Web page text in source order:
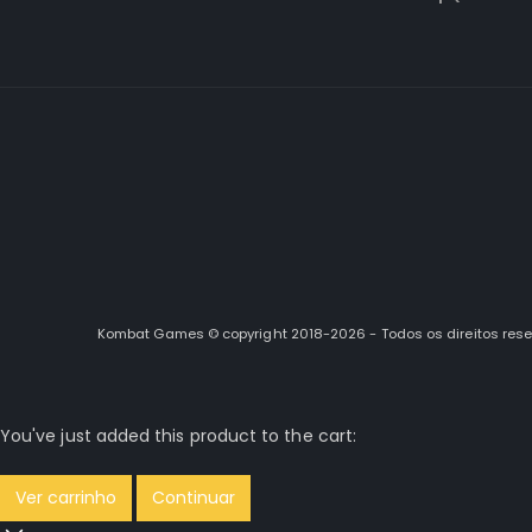
Kombat Games © copyright 2018-2026 - Todos os direitos
You've just added this product to the cart:
Ver carrinho Continuar